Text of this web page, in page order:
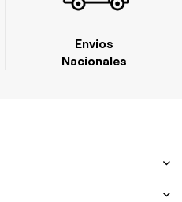
Envios
Nacionales